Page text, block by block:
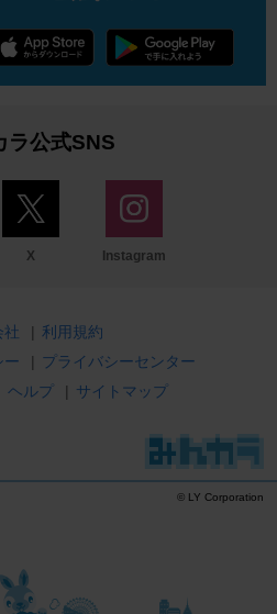
ラ公式SNS
X Instagram
社 | 利用規約
ー
| プライバシーセンター
ヘルプ | サイトマップ
© LY Corporation